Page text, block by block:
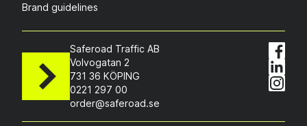
Brand guidelines
Saferoad Traffic AB
Volvogatan 2
731 36 KÖPING
0221 297 00
order@saferoad.se